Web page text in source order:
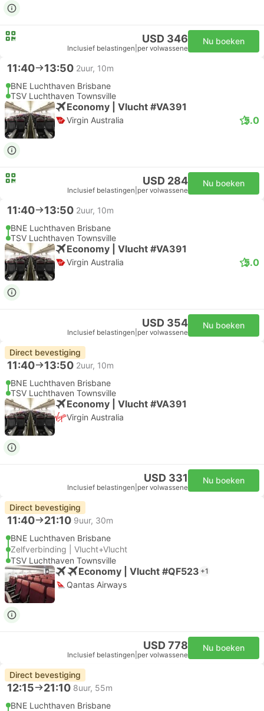
USD 346
Inclusief belastingen per volwassene
Nu boeken
11:40 13:50 2uur, 10m
BNE Luchthaven Brisbane
TSV Luchthaven Townsville
Economy | Vlucht #VA391
Virgin Australia 5.0
USD 284
Inclusief belastingen per volwassene
Nu boeken
11:40 13:50 2uur, 10m
BNE Luchthaven Brisbane
TSV Luchthaven Townsville
Economy | Vlucht #VA391
Virgin Australia 5.0
USD 354
Inclusief belastingen per volwassene
Nu boeken
Direct bevestiging
11:40 13:50 2uur, 10m
BNE Luchthaven Brisbane
TSV Luchthaven Townsville
Economy | Vlucht #VA391
Virgin Australia
USD 331
Inclusief belastingen per volwassene
Nu boeken
Direct bevestiging
11:40 21:10 9uur, 30m
BNE Luchthaven Brisbane
Zelfverbinding | Vlucht+Vlucht
TSV Luchthaven Townsville
Economy | Vlucht #QF523 +1
Qantas Airways
USD 778
Inclusief belastingen per volwassene
Nu boeken
Direct bevestiging
12:15 21:10 8uur, 55m
BNE Luchthaven Brisbane